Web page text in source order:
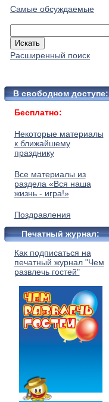
Самые обсуждаемые
Расширенный поиск
В свободном доступе:
Бесплатно:
Некоторые материалы
к ближайшему
празднику
Все материалы из
раздела «Вся наша
жизнь - игра!»
Поздравления
Печатный журнал:
Как подписаться на
печатный журнал "Чем
развлечь гостей"